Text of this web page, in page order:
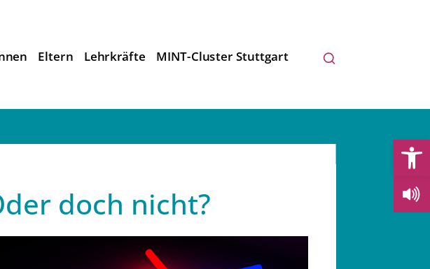
Eltern Lehrkräfte MINT-Cluster Stuttgart
doch nicht?